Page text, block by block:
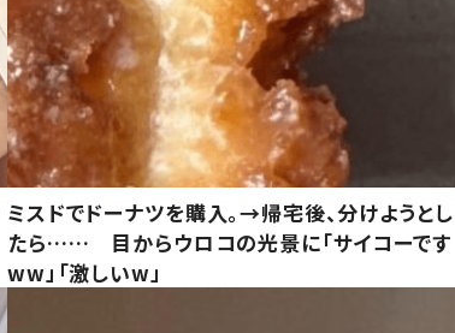
ミスドでドーナツを購入。→帰宅後、分けようとし
たら…… 目からウロコの光景に「サイコーです
ww」「激しいw」